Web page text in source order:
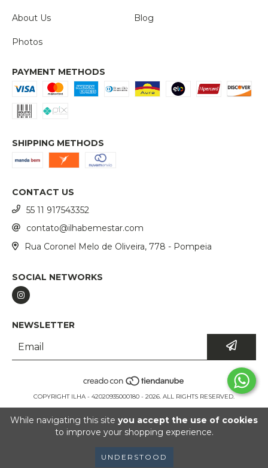
While navigating this site you accept the use of cookies
to improve your shopping experience.
UNDERSTOOD
About Us Blog
Photos
PAYMENT METHODS
SHIPPING METHODS
CONTACT US
55 11 917543352
contato@ilhabemestar.com
Rua Coronel Melo de Oliveira, 778 - Pompeia
SOCIAL NETWORKS
NEWSLETTER
COPYRIGHT ILHA - 42020935000180 - 2026. ALL RIGHTS RESERVED.